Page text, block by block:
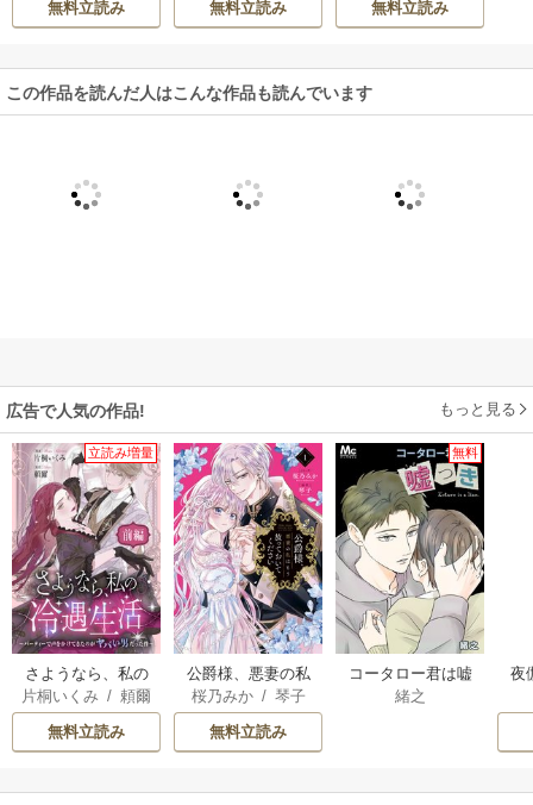
は波のように
無料立読み
いは嵐のように
無料立読み 無料立読み
この作品を読んだ人はこんな作品も読んでいます
広告で人気の作品! もっと見る
立読み増量
さようなら、私の
冷遇生活 ～パーテ
ィーで声をかけて
きたのがヤバい男
片桐いくみ /頼爾
無料立読み
公爵様、悪妻の私
はもう放っておい
てください
桜乃みか/ 琴子
無料立読み
無料
コータロー君は嘘
つき【タテヨミ】
緒之
夜